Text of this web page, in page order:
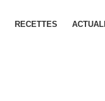
RECETTES